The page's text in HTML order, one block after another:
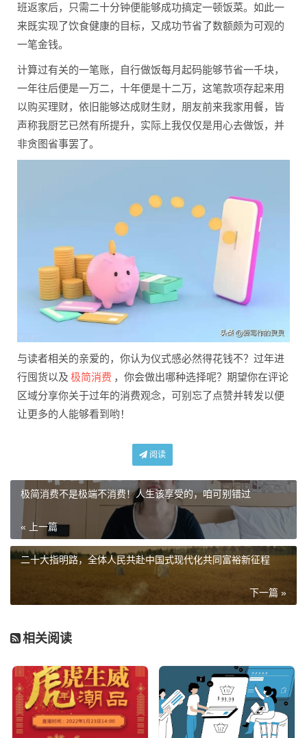
班返家后，只需二十分钟便能够成功搞定一顿饭菜。如此一
来既实现了饮食健康的目标，又成功节省了数额颇为可观的
一笔金钱。
计算过有关的一笔账，自行做饭每月起码能够节省一千块，
一年往后便是一万二，十年便是十二万，这笔款项存起来用
以购买理财，依旧能够达成财生财，朋友前来我家用餐，皆
声称我厨艺已然有所提升，实际上我仅仅是用心去做饭，并
非贪图省事罢了。
与读者相关的亲爱的，你认为仪式感必然得花钱不？过年进
行囤货以及 极简消费 ，你会做出哪种选择呢？期望你在评论
区域分享你关于过年的消费观念，可别忘了点赞并转发以便
让更多的人能够看到哟！
阅读
极简消费不是极端不消费！人生该享受的，咱可别错过
« 上一篇
二十大指明路，全体人民共赴中国式现代化共同富裕新征程
下一篇 »
相关阅读